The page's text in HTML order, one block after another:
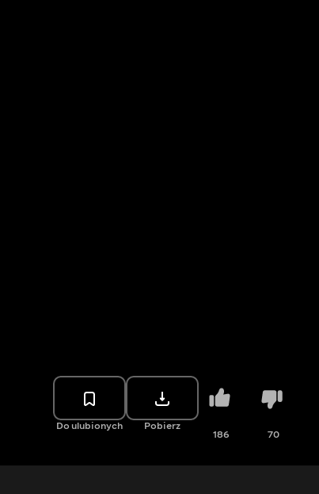
Do ulubionych Pobierz
186 70